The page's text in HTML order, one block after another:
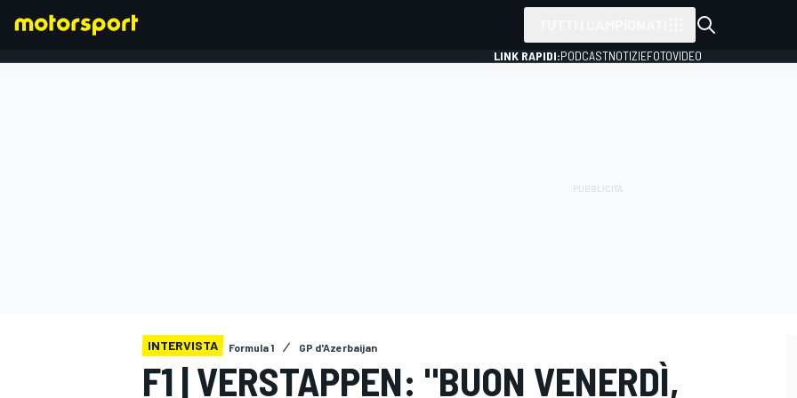
LINK RAPIDI:PODCASTNOTIZIEFOTOVIDEO
INTERVISTA Formula 1 GP d'Azerbaijan
F1 | VERSTAPPEN: "BUON VENERDÌ,